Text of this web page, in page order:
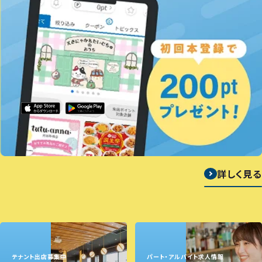
詳しく見る
テナント出店募集中 パート・アルバイト求人情報